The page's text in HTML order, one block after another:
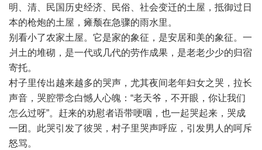
明、清、民国历史经济、民俗、社会变迁的土屋，抵御过日
本的枪炮的土屋，瘫颓在急骤的雨水里。
别看小了农家土屋。它是家的象征，是安居和美的象征。一
爿土的堆砌，是一代或几代的劳作成果，是老老少少的归宿
寄托。
村子里传出越来越多的哭声，尤其夜间老年妇女之哭，拉长
声音，哭腔带念白憾人心魄：“老天爷，不开眼，你让我们
怎么过呀”。赶来的劝慰者语带哽咽，也一起哭起来，哭成
一团。此哭引发了彼哭，村子里哭声呼应，引发男人的呵斥
怒骂。